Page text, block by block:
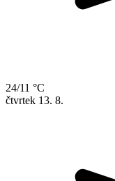
24/11 °C
čtvrtek 13. 8.